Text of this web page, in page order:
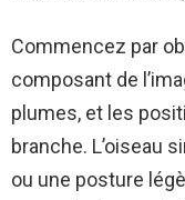
Commencez par
composant de
plumes, et les
branche. L’oiseau
ou une posture